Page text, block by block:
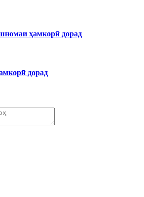
ҳамкорӣ дорад
дорад